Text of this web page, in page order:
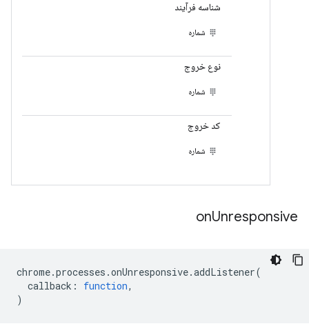
شناسه فرآیند
شماره
نوع خروج
شماره
کد خروج
شماره
onUnresponsive
chrome.processes .onUnresponsive.addListener(
callback : function,
)